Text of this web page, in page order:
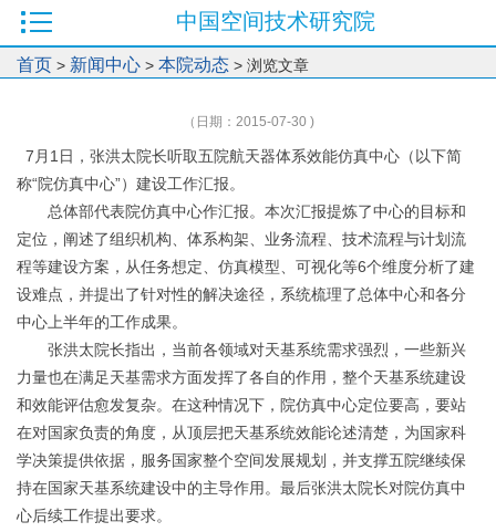
中国空间技术研究院
首页 > 新闻中心 > 本院动态 > 浏览文章
（日期：2015-07-30 )
7月1日，张洪太院长听取五院航天器体系效能仿真中心（以下简
称“院仿真中心”）建设工作汇报。
总体部代表院仿真中心作汇报。本次汇报提炼了中心的目标和
定位，阐述了组织机构、体系构架、业务流程、技术流程与计划流
程等建设方案，从任务想定、仿真模型、可视化等6个维度分析了建
设难点，并提出了针对性的解决途径，系统梳理了总体中心和各分
中心上半年的工作成果。
张洪太院长指出，当前各领域对天基系统需求强烈，一些新兴
力量也在满足天基需求方面发挥了各自的作用，整个天基系统建设
和效能评估愈发复杂。在这种情况下，院仿真中心定位要高，要站
在对国家负责的角度，从顶层把天基系统效能论述清楚，为国家科
学决策提供依据，服务国家整个空间发展规划，并支撑五院继续保
持在国家天基系统建设中的主导作用。最后张洪太院长对院仿真中
心后续工作提出要求。